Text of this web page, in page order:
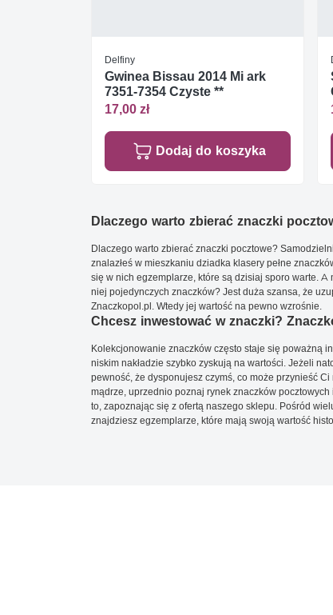
Delfiny
Gwinea Bissau 2014 Mi ark
7351-7354 Czyste **
17,00 zł
Dodaj do koszyka
Dlaczego warto zbierać znaczki
Dlaczego warto zbierać znaczki pocztowe?
znalazłeś w mieszkaniu dziadka klasery pełne
się w nich egzemplarze, które są dzisiaj sporo warte.
niej pojedynczych znaczków? Jest duża szansa, że
Znaczkopol.pl. Wtedy jej wartość na pewno wzrośnie.
Chcesz inwestować w znaczki?
Kolekcjonowanie znaczków często staje się poważną
niskim nakładzie szybko zyskują na wartości. Jeżeli
pewność, że dysponujesz czymś, co może przynieść
mądrze, uprzednio poznaj rynek znaczków
to, zapoznając się z ofertą naszego sklepu. Pośród
znajdziesz egzemplarze, które mają swoją wartość